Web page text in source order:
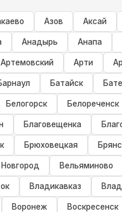
Азов Аксай
Анадырь Анапа
Артемовский Арти
Батайск
Белогорск Белореченск
Благовещенка
Брюховецкая
Вельяминово
Владикавказ
Воронеж Воскресенск